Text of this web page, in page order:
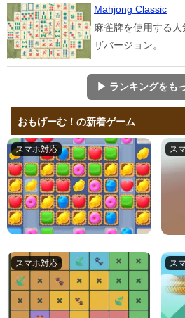
Mahjong Classic
麻雀牌を使用する
ザバージョン。
▶ ランキングをも
おもげーむ！の新着ゲーム